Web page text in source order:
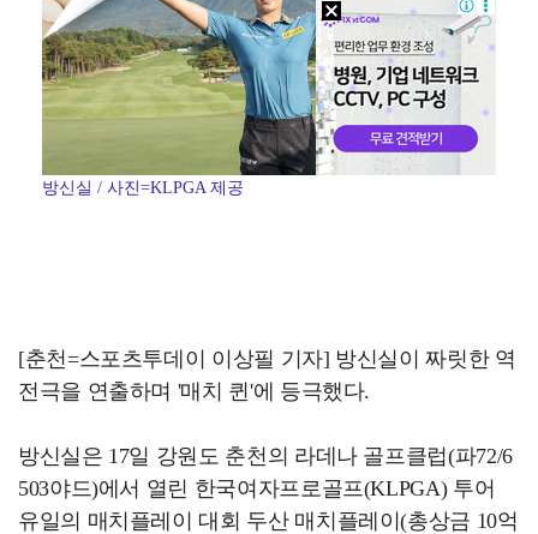
방신실 / 사진=KLPGA 제공
[춘천=스포츠투데이 이상필 기자] 방신실이 짜릿한 역
전극을 연출하며 '매치 퀸'에 등극했다.
방신실은 17일 강원도 춘천의 라데나 골프클럽(파72/6
503야드)에서 열린 한국여자프로골프(KLPGA) 투어
유일의 매치플레이 대회 두산 매치플레이(총상금 10억